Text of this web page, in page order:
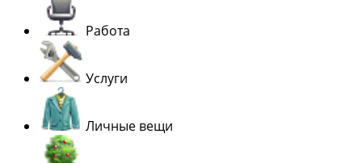
Работа
Услуги
Личные вещи